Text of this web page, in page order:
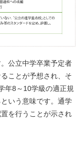
公立中学卒業予定者
ことが予想され、そ
年8～10学級の適正規
いう意味です。通学
を行うことが示され